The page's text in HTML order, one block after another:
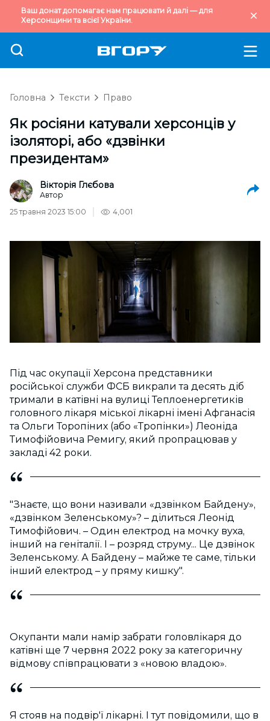
Ваш донат допомагає нам працювати й далі — для
Херсонщини та всієї України.
Головна Тексти Право
Як росіяни катували херсонців у
ізоляторі, або «дзвінки
президентам»
Вікторія Глєбова
Автор
25 травня 2023 15:00
4,001
Під час окупації Херсона представники
російської служби ФСБ викрали та десять діб
тримали в катівні на вулиці Теплоенергетиків
головного лікаря міської лікарні імені Афганасія
та Ольги Торопіних (або «Тропінки») Леоніда
Тимофійовича Ремигу, який пропрацював у
закладі 42 роки.
"Знаєте, що вони називали «дзвінком Байдену»,
«дзвінком Зеленському»? – ділиться Леонід
Тимофійович. – Один електрод на мочку вуха,
інший на геніталії. І – розряд струму... Це дзвінок
Зеленському. А Байдену – майже те саме, тільки
інший електрод – у пряму кишку".
Окупанти мали намір забрати головлікаря до
катівні ще 7 червня 2022 року за категоричну
відмову співпрацювати з «новою владою».
Я стояв на подвір'ї лікарні. І тут повідомили, що в